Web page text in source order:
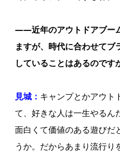
——近年のアウトドアブー
ますが、時代に合わせてブ
していることはあるのです
見城： キャンプとかアウト
て、好きな人は一生やるん
面白くて価値のある遊びだ
うか。だからあまり流行り